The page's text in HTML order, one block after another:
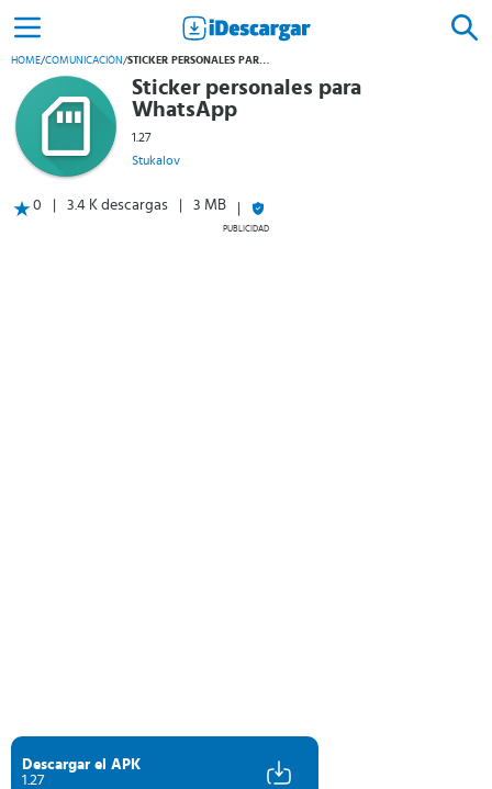
HOME/COMUNICACIÓN/ STICKER PERSONALES PARA WHATSAPP
Sticker personales para
WhatsApp
1.27
Stukalov
0 3.4 K descargas 3 MB
PUBLICIDAD
Descargar el APK
1.27